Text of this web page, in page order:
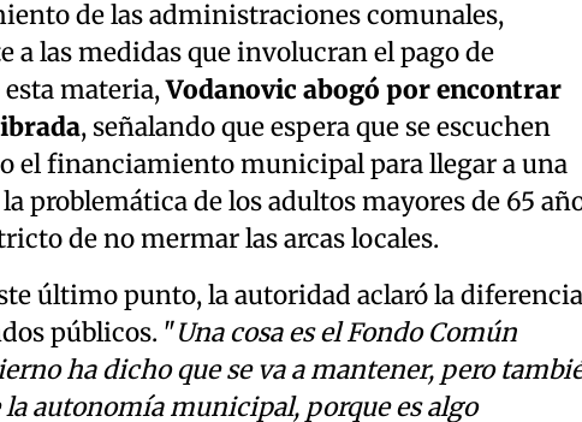
de las administraciones comunales,
las medidas que involucran el pago de
materia,Vodanovic abogó por encontrar
, señalando que espera que se escuchen
el financiamiento municipal para llegar a una
problemática de los adultos mayores de 65
de no mermar las arcas locales.
último punto, la autoridad aclaró la diferencia
públicos. "Una cosa es el Fondo Común
ha dicho que se va a mantener, pero
autonomía municipal, porque es algo